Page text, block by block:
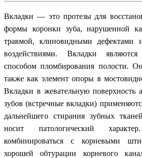
Вкладки — это протезы для
формы коронки зуба, нарушенной
травмой, клиновидными дефектами
воздействиями. Вкладки
способом пломбирования полости.
также как элемент опоры в
Вкладки в жевательную поверхность
зубов (встречные вкладки)
дальнейшего стирания зубных
носит патологический
комбинироваться с корневыми
хорошей обтурации корневого